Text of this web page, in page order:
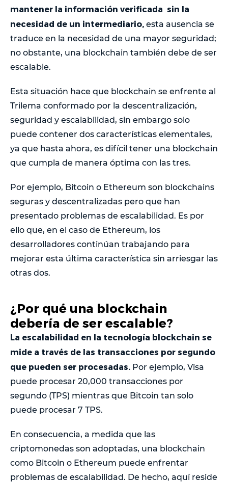
mantener la información verificada sin la
necesidad de un intermediario, esta ausencia se
traduce en la necesidad de una mayor seguridad;
no obstante, una blockchain también debe de ser
escalable.
Esta situación hace que blockchain se enfrente al
Trilema conformado por la descentralización,
seguridad y escalabilidad, sin embargo solo
puede contener dos características elementales,
ya que hasta ahora, es difícil tener una blockchain
que cumpla de manera óptima con las tres.
Por ejemplo, Bitcoin o Ethereum son blockchains
seguras y descentralizadas pero que han
presentado problemas de escalabilidad. Es por
ello que, en el caso de Ethereum, los
desarrolladores continúan trabajando para
mejorar esta última característica sin arriesgar las
otras dos.
¿Por qué una blockchain
debería de ser escalable?
La escalabilidad en la tecnología blockchain se
mide a través de las transacciones por segundo
que pueden ser procesadas. Por ejemplo, Visa
puede procesar 20,000 transacciones por
segundo (TPS) mientras que Bitcoin tan solo
puede procesar 7 TPS.
En consecuencia, a medida que las
criptomonedas son adoptadas, una blockchain
como Bitcoin o Ethereum puede enfrentar
problemas de escalabilidad. De hecho, aquí reside